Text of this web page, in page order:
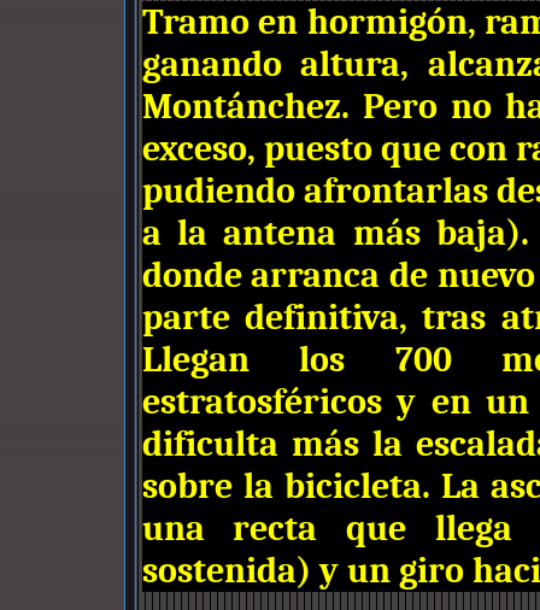
Tramo en hormigón,
ganando altura,
Montánchez. Pero no
exceso, puesto que con
pudiendo afrontarlas
a la antena más
donde arranca de
parte definitiva, tras
Llegan los 700
estratosféricos y en
dificulta más la
sobre la bicicleta. La
una recta que llega
sostenida) y un giro